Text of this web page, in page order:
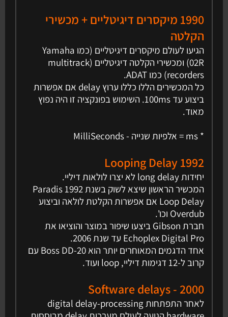
1990 מיקסרים דיגיטליים + מכשירי
הקלטה
הגיעו לעולם מיקסרים דיגיטליים (כמו Yamaha
02R) ומכשירי הקלטה דיגיטליים (multitrack
recorders) כמו ADAT.
כל המכשירים הללו כללו ערוץ delay אם אפשרות
ביצוע עד 100ms. השימוש בפונקציה זו היה נפוץ
מאוד.
* ms = אלפיות שנייה - MilliSeconds
Looping Delay 1992
יחידות long delay לא יצרו לולאות דיליי.
המכשיר הראשון שיצא לשוק בשנת 1992 Paradis
Loop Delay אם אפשרות הקלטת לולאה וביצוע
Overdub וכו'.
חברת Gibson ביצעו שיפור במוצר והוציאו את
Echoplex Digital Pro עד שנת 2006.
אחד הדגמים המאוחרים יותר הוא Boss DD-20 עם
קרוב ל-12 דגימות דיליי, loop ועוד.
2000 - Software delays
לאחר התפתחות digital delay-processing